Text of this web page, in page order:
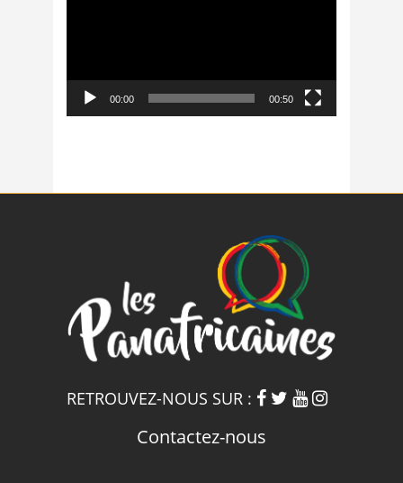
00:00 00:50
RETROUVEZ-NOUS SUR :
Contactez-nous